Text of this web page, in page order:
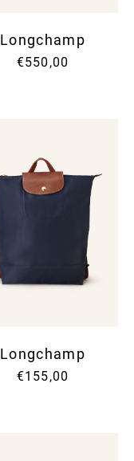
Longchamp
€550,00
Longchamp
€155,00